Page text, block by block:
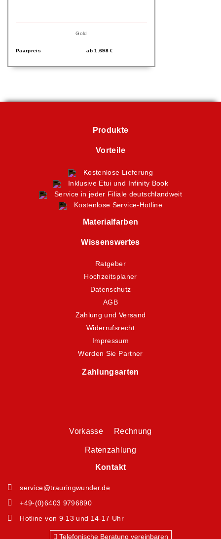
Gold
Paarpreis ab1.698€
Produkte
Vorteile
Kostenlose Lieferung
Inklusive Etui und Infinity Book
Service in jeder Filiale deutschlandweit
Kostenlose Service-Hotline
Materialfarben
Wissenswertes
Ratgeber
Hochzeitsplaner
Datenschutz
AGB
Zahlung und Versand
Widerrufsrecht
Impressum
Werden Sie Partner
Zahlungsarten
Vorkasse Rechnung
Ratenzahlung
Kontakt
service@trauringwunder.de
+49-(0)6403 9796890
Hotline von 9-13 und 14-17 Uhr
Telefonische Beratung vereinbaren